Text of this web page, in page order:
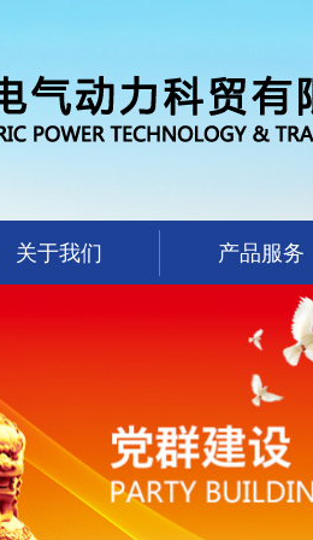
关于我们 产品服务